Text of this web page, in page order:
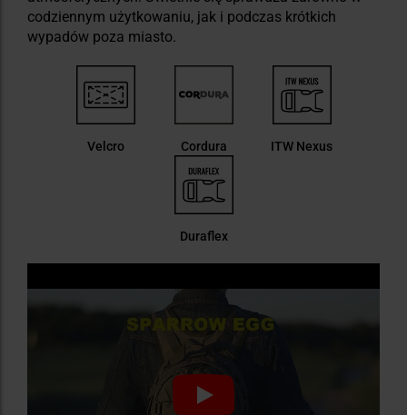
codziennym użytkowaniu, jak i podczas krótkich
wypadów poza miasto.
Velcro Cordura ITW Nexus
Duraflex